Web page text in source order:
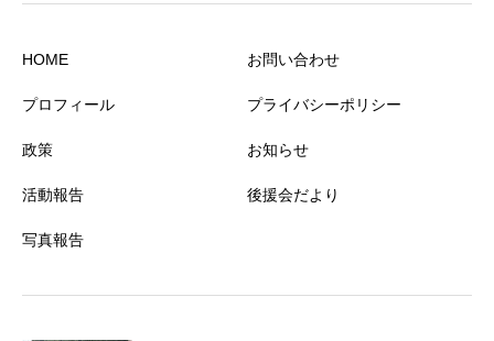
HOME
プロフィール
政策
活動報告
写真報告
お問い合わせ
プライバシーポリシー
お知らせ
後援会だより